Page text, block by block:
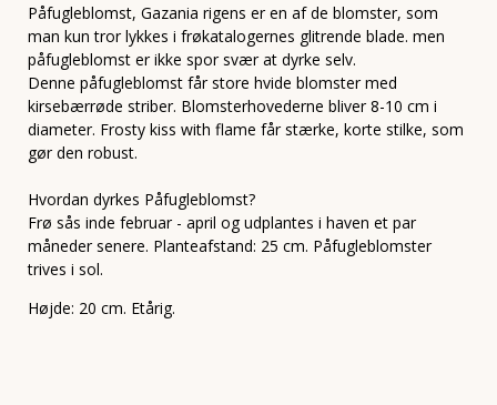
Påfugleblomst, Gazania rigens er en af de blomster, som
man kun tror lykkes i frøkatalogernes glitrende blade. men
påfugleblomst er ikke spor svær at dyrke selv.
Denne påfugleblomst får store hvide blomster med
kirsebærrøde striber. Blomsterhovederne bliver 8-10 cm i
diameter. Frosty kiss with flame får stærke, korte stilke, som
gør den robust.
Hvordan dyrkes Påfugleblomst?
Frø sås inde februar - april og udplantes i haven et par
måneder senere. Planteafstand: 25 cm. Påfugleblomster
trives i sol.
Højde: 20 cm. Etårig.